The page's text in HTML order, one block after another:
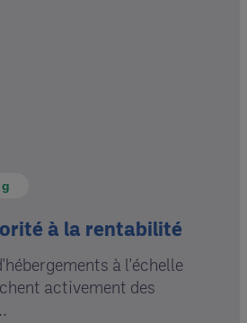
à la rentabilité
à l'échelle
activement des